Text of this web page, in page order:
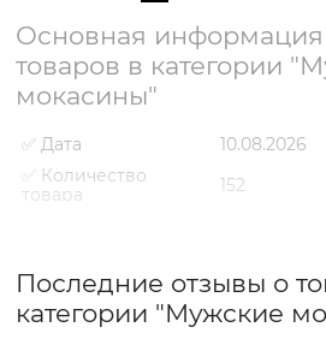
Основная информация
товаров в категории
мокасины"
✅ Дата
10.08.2026
✅ Количество
товара
152
✅ Самый дешевый
товар
1490 грн
Последние отзывы о
категории "Мужские